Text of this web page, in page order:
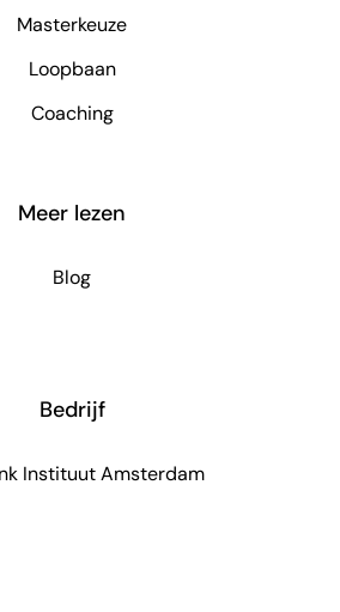
Masterkeuze
Loopbaan
Coaching
Meer lezen
Blog
Bedrijf
Instituut Amsterdam